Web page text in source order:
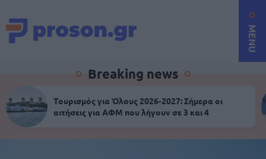
MENU
Breaking news
Τουρισμός για Όλους 2026-2027: Σήμερα οι
αιτήσεις για ΑΦΜ που λήγουν σε 3 και 4